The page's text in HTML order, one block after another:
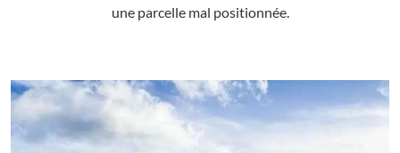
une parcelle mal positionnée.